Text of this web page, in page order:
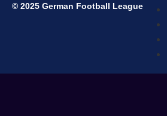
© 2025 German Football League